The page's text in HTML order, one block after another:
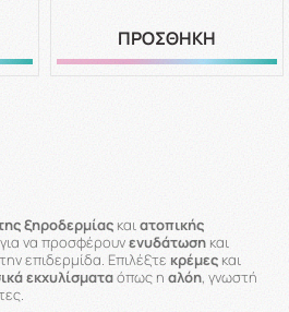
ΠΡΟΣΘΗΚΗ
ξηροδερμίας καιατοπικής
να προσφέρουνενυδάτωση και
επιδερμίδα. Επιλέξτε κρέμες και
εκχυλίσματαόπως η αλόη, γνωστή